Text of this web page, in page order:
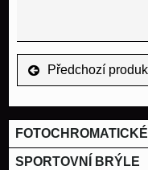
Předchozí
SPORTOVNÍ BRÝLE